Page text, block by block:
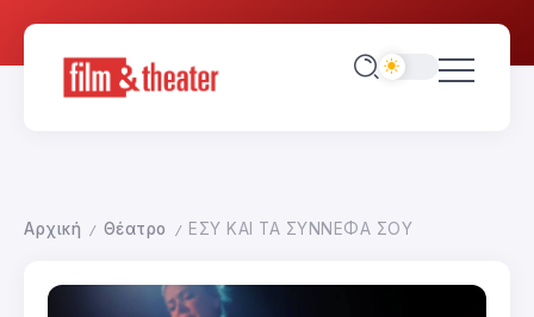
Αρχική / Θέατρο / ΕΣΥ ΚΑΙ ΤΑ ΣΥΝΝΕΦΑ ΣΟΥ